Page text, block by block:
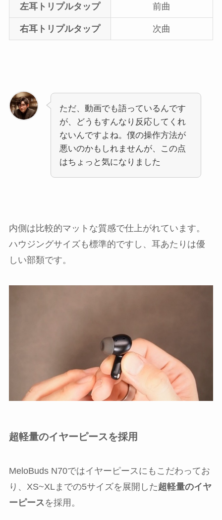
左耳トリプルタップ 前曲
右耳トリプルタップ 次曲
ただ、動画でも語っているんです
が、どうもすんなり反応してくれ
ないんですよね。僕の操作方法が
悪いのかもしれませんが、この点
はちょっと気になりました
内側は比較的マットな質感で仕上がれています。
ハウジングサイズも標準的ですし、耳あたりは優
しい部類です。
超軽量のイヤーピースを採用
MeloBuds N70ではイヤーピースにもこだわってお
り、XS~XLまでの5サイズを展開した超軽量のイヤ
ーピースを採用。